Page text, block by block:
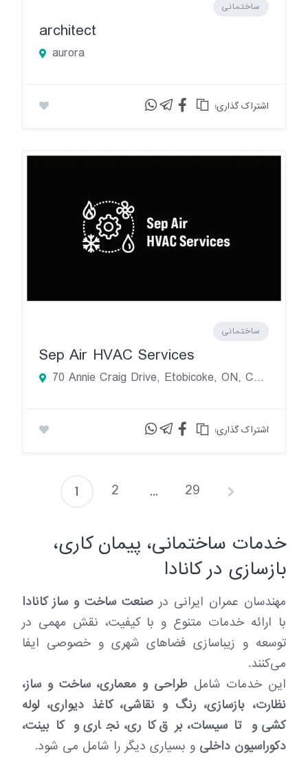
ساختمانی
architect
aurora
:اشتراک گذاری
ساختمانی
Sep Air HVAC Services
70 Annie Craig Drive, Etobicoke, ON, Canada
:اشتراک گذاری
P
s
s
p
a
g
i
n
1 2 … 29
خدمات ساختمانی، پیمان کاری،
بازسازی در کانادا
مهندسان عمران ایرانی در صنعت ساخت و ساز کانادا
با ارائه خدمات متنوع و با کیفیت، نقش مهمی در
توسعه و زیباسازی فضاهای شهری و خصوصی ایفا
می‌کنند.
این خدمات شاملطراحی و معماری، ساخت و ساز،
نظارت، بازسازی، رنگ و نقاشی، کاغذ دیواری، لوله
کشی و تاسیسات، برق کاری، نجاری و کابینت،
دکوراسیون داخلی و بسیاری دیگر را شامل می شود.